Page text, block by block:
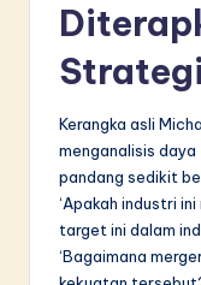
Kerangka asli
menganalisis
pandang sedikit
‘Apakah industri
target ini dalam
‘Bagaimana